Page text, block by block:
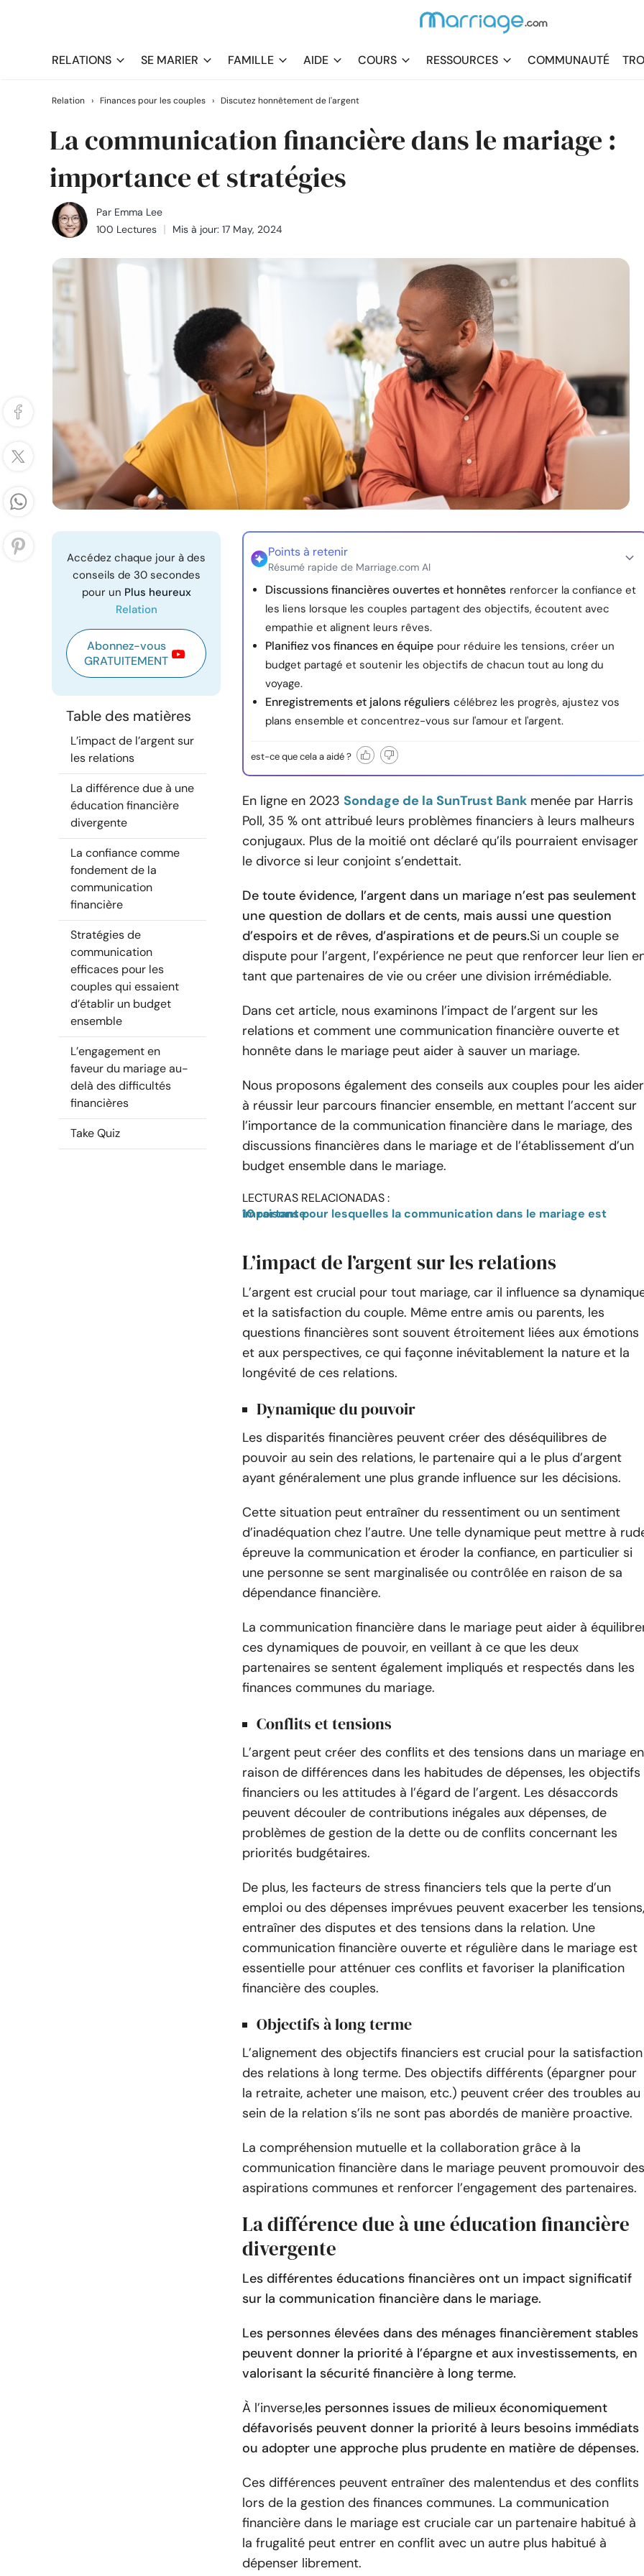
RELATIONS SE MARIER FAMILLE AIDE COURS RESSOURCES COMMUNAUTÉ
Relation › Finances pour les couples › Discutez honnêtement de l'argent
La communication financière dans le mariage :
importance et stratégies
Par Emma Lee
100 Lectures
Mis à jour: 17 May, 2024
Accédez chaque jour à des
conseils de 30 secondes
pour un Plus heureux
Relation
Abonnez-vous
GRATUITEMENT
Table des matières
L’impact de l’argent sur
les relations
La différence due à une
éducation financière
divergente
La confiance comme
fondement de la
communication
financière
Stratégies de
communication
efficaces pour les
couples qui essaient
d’établir un budget
ensemble
L’engagement en
faveur du mariage au-
delà des difficultés
financières
Take Quiz
Points à retenir
Résumé rapide de Marriage.com AI
Discussions financières ouvertes et honnêtes renforcer la confiance et
les liens lorsque les couples partagent des objectifs, écoutent avec
empathie et alignent leurs rêves.
Planifiez vos finances en équipe pour réduire les tensions, créer un
budget partagé et soutenir les objectifs de chacun tout au long du
voyage.
Enregistrements et jalons réguliers célébrez les progrès, ajustez vos
plans ensemble et concentrez-vous sur l'amour et l'argent.
est-ce que cela a aidé ?
En ligne en 2023 Sondage de la SunTrust Bank menée par Harris
Poll, 35 % ont attribué leurs problèmes financiers à leurs malheurs
conjugaux. Plus de la moitié ont déclaré qu’ils pourraient envisager
le divorce si leur conjoint s’endettait.
De toute évidence, l’argent dans un mariage n’est pas seulement
une question de dollars et de cents, mais aussi une question
d’espoirs et de rêves, d’aspirations et de peurs.Si un couple se
dispute pour l’argent, l’expérience ne peut que renforcer leur lien
tant que partenaires de vie ou créer une division irrémédiable.
Dans cet article, nous examinons l’impact de l’argent sur les
relations et comment une communication financière ouverte et
honnête dans le mariage peut aider à sauver un mariage.
Nous proposons également des conseils aux couples pour les aider
à réussir leur parcours financier ensemble, en mettant l’accent sur
l’importance de la communication financière dans le mariage, des
discussions financières dans le mariage et de l’établissement d’un
budget ensemble dans le mariage.
LECTURAS RELACIONADAS :
10 raisons pour lesquelles la communication dans le mariage est importante
L’impact de l’argent sur les relations
L’argent est crucial pour tout mariage, car il influence sa
et la satisfaction du couple. Même entre amis ou parents, les
questions financières sont souvent étroitement liées aux émotions
et aux perspectives, ce qui façonne inévitablement la nature et la
longévité de ces relations.
Dynamique du pouvoir
Les disparités financières peuvent créer des déséquilibres de
pouvoir au sein des relations, le partenaire qui a le plus d’argent
ayant généralement une plus grande influence sur les décisions.
Cette situation peut entraîner du ressentiment ou un sentiment
d’inadéquation chez l’autre. Une telle dynamique peut mettre à
épreuve la communication et éroder la confiance, en particulier si
une personne se sent marginalisée ou contrôlée en raison de sa
dépendance financière.
La communication financière dans le mariage peut aider à
ces dynamiques de pouvoir, en veillant à ce que les deux
partenaires se sentent également impliqués et respectés dans les
finances communes du mariage.
Conflits et tensions
L’argent peut créer des conflits et des tensions dans un mariage en
raison de différences dans les habitudes de dépenses, les objectifs
financiers ou les attitudes à l’égard de l’argent. Les désaccords
peuvent découler de contributions inégales aux dépenses, de
problèmes de gestion de la dette ou de conflits concernant les
priorités budgétaires.
De plus, les facteurs de stress financiers tels que la perte d’un
emploi ou des dépenses imprévues peuvent exacerber les tensions,
entraîner des disputes et des tensions dans la relation. Une
communication financière ouverte et régulière dans le mariage est
essentielle pour atténuer ces conflits et favoriser la planification
financière des couples.
Objectifs à long terme
L’alignement des objectifs financiers est crucial pour la satisfaction
des relations à long terme. Des objectifs différents (épargner pour
la retraite, acheter une maison, etc.) peuvent créer des troubles au
sein de la relation s’ils ne sont pas abordés de manière proactive.
La compréhension mutuelle et la collaboration grâce à la
communication financière dans le mariage peuvent promouvoir des
aspirations communes et renforcer l’engagement des partenaires.
La différence due à une éducation financière
divergente
Les différentes éducations financières ont un impact significatif
sur la communication financière dans le mariage.
Les personnes élevées dans des ménages financièrement stables
peuvent donner la priorité à l’épargne et aux investissements, en
valorisant la sécurité financière à long terme.
À l’inverse,les personnes issues de milieux économiquement
défavorisés peuvent donner la priorité à leurs besoins immédiats
ou adopter une approche plus prudente en matière de dépenses.
Ces différences peuvent entraîner des malentendus et des conflits
lors de la gestion des finances communes. La communication
financière dans le mariage est cruciale car un partenaire habitué à
la frugalité peut entrer en conflit avec un autre plus habitué à
dépenser librement.